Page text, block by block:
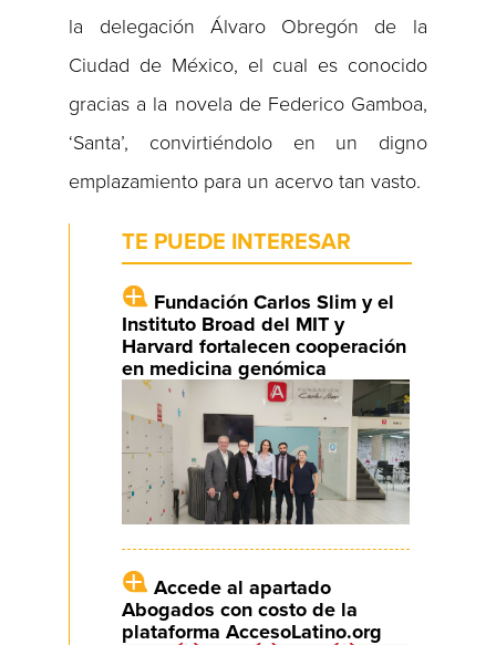
la delegación Álvaro Obregón de la
Ciudad de México, el cual es conocido
gracias a la novela de Federico Gamboa,
‘Santa’, convirtiéndolo en un digno
emplazamiento para un acervo tan vasto.
TE PUEDE INTERESAR
Fundación Carlos Slim y el
Instituto Broad del MIT y
Harvard fortalecen cooperación
en medicina genómica
Accede al apartado
Abogados con costo de la
plataforma AccesoLatino.org